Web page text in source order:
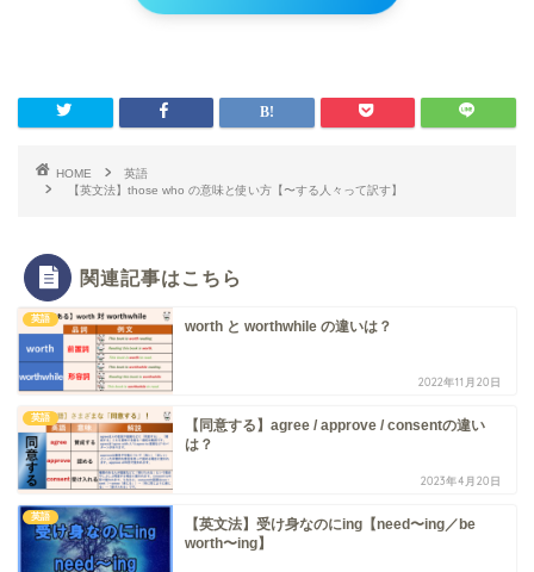
HOME
英語
【英文法】those who の意味と使い方【〜する人々って訳す︎】
関連記事はこちら
英語 worth と worthwhile の違いは？
2022年11月20日
英語
【同意する】agree / approve / consentの違い
は？
2023年4月20日
英語
【英文法】受け身なのにing【need〜ing／be
worth〜ing】